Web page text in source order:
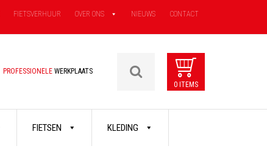
FIETSVERHUUR OVER ONS NIEUWS CONTACT
PROFESSIONELE WERKPLAATS
0 ITEMS
FIETSEN KLEDING